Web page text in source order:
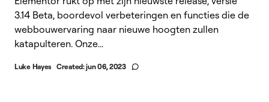
3.14 Beta, boordevol verbeteringen en functies die de
webbouwervaring naar nieuwe hoogten zullen
katapulteren. Onze...
Luke Hayes Created:jun 06, 2023